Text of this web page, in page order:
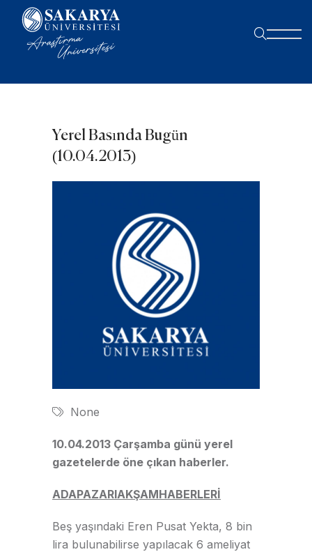
Yerel Basında Bugün
(10.04.2013)
None
10.04.2013 Çarşamba günü yerel
gazetelerde öne çıkan haberler.
ADAPAZARIAKŞAMHABERLERİ
Beş yaşındaki Eren Pusat Yekta, 8 bin
lira bulunabilirse yapılacak 6 ameliyat